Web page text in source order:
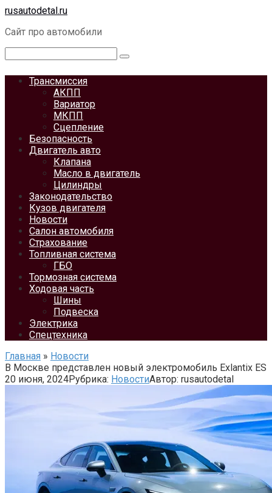
Перейти
контенту
rusautodetal.ru
Сайт про автомобили
Трансмиссия
АКПП
Вариатор
МКПП
Сцепление
Безопасность
Двигатель авто
Клапана
Масло в двигатель
Цилиндры
Законодательство
Кузов двигателя
Новости
Салон автомобиля
Страхование
Топливная система
ГБО
Тормозная система
Ходовая часть
Шины
Подвеска
Электрика
Спецтехника
Главная » Новости
В Москве представлен новый электромобиль Exlantix ES
20 июня, 2024Рубрика: НовостиАвтор: rusautodetal